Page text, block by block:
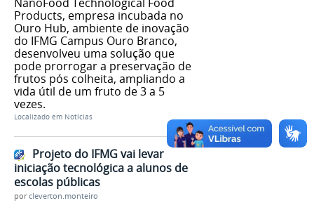
Products, empresa incubada no
Ouro Hub, ambiente de inovação
do IFMG Campus Ouro Branco,
desenvolveu uma solução que
pode prorrogar a preservação de
frutos pós colheita, ampliando a
vida útil de um fruto de 3 a 5
vezes.
Localizado em Notícias
Projeto do IFMG vai levar
iniciação tecnológica a alunos de
escolas públicas
porcleverton.monteiro